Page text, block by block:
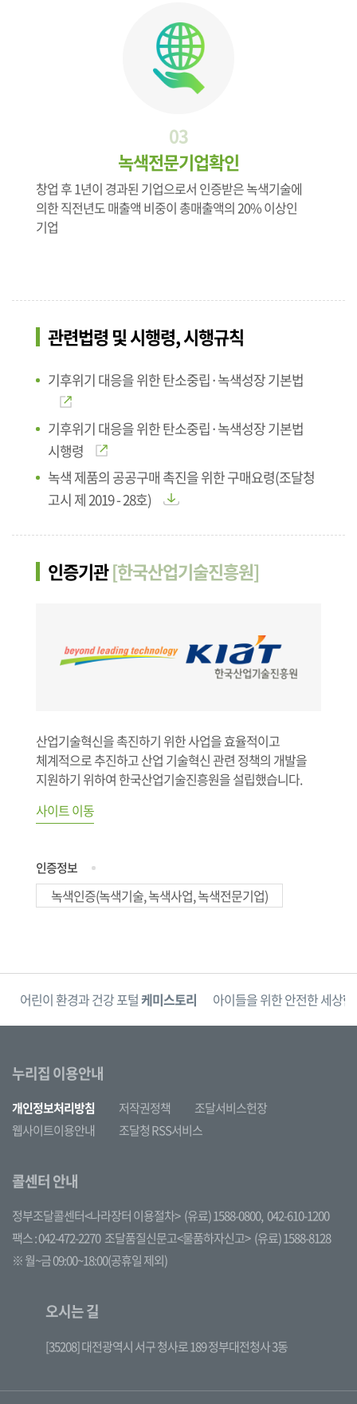
03
녹색전문기업확인
창업 후 1년이 경과된 기업으로서 인증받은 녹색기술에
의한 직전년도 매출액 비중이 총매출액의 20% 이상인
기업
관련법령 및 시행령, 시행규칙
기후위기 대응을 위한 탄소중립·녹색성장 기본법
기후위기 대응을 위한 탄소중립·녹색성장 기본법
시행령
녹색 제품의 공공구매 촉진을 위한 구매요령(조달청
고시 제 2019 - 28호)
인증기관[한국산업기술진흥원]
산업기술혁신을 촉진하기 위한 사업을 효율적이고
체계적으로 추진하고 산업 기술혁신 관련 정책의 개발을
지원하기 위하여 한국산업기술진흥원을 설립했습니다.
사이트 이동
인증정보
녹색인증(녹색기술, 녹색사업, 녹색전문기업)
어린이 환경과 건강 포털케미스토리 아이들을 위한 안전한 세상
누리집 이용안내
개인정보처리방침 저작권정책
조달서비스헌장
웹사이트이용안내
조달청 RSS서비스
콜센터 안내
정부조달콜센터<나라장터 이용절차> (유료) 1588-0800, 042-610-1200
팩스 : 042-472-2270 조달품질신문고<물품하자신고> (유료) 1588-8128
※ 월~금 09:00~18:00(공휴일 제외)
오시는 길
[35208] 대전광역시 서구 청사로 189 정부대전청사 3동